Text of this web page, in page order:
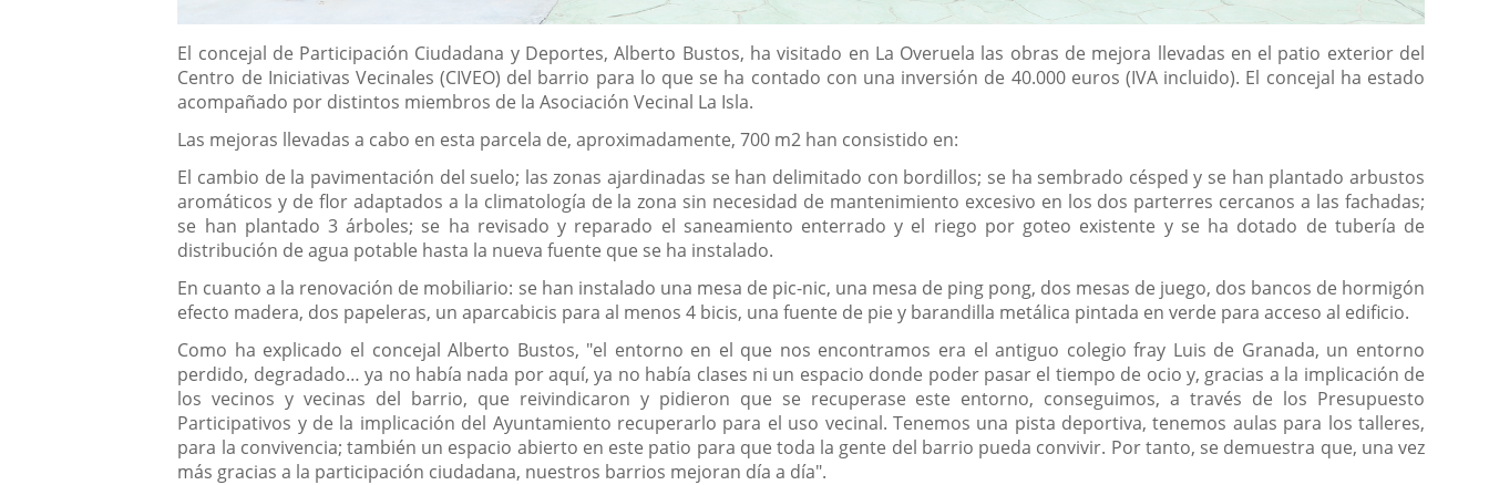
Descripción
El concejal de Participación Ciudadana y Deportes, Alberto Bustos, ha visitado en La Overuela las obras de mejora llevadas en el patio exterior del
Centro de Iniciativas Vecinales (CIVEO) del barrio para lo que se ha contado con una inversión de 40.000 euros (IVA incluido). El concejal ha estado
acompañado por distintos miembros de la Asociación Vecinal La Isla.
Las mejoras llevadas a cabo en esta parcela de, aproximadamente, 700 m2 han consistido en:
El cambio de la pavimentación del suelo; las zonas ajardinadas se han delimitado con bordillos; se ha sembrado césped y se han plantado arbustos
aromáticos y de flor adaptados a la climatología de la zona sin necesidad de mantenimiento excesivo en los dos parterres cercanos a las fachadas;
se han plantado 3 árboles; se ha revisado y reparado el saneamiento enterrado y el riego por goteo existente y se ha dotado de tubería de
distribución de agua potable hasta la nueva fuente que se ha instalado.
En cuanto a la renovación de mobiliario: se han instalado una mesa de pic-nic, una mesa de ping pong, dos mesas de juego, dos bancos de hormigón
efecto madera, dos papeleras, un aparcabicis para al menos 4 bicis, una fuente de pie y barandilla metálica pintada en verde para acceso al edificio.
Como ha explicado el concejal Alberto Bustos, "el entorno en el que nos encontramos era el antiguo colegio fray Luis de Granada, un entorno
perdido, degradado… ya no había nada por aquí, ya no había clases ni un espacio donde poder pasar el tiempo de ocio y, gracias a la implicación de
los vecinos y vecinas del barrio, que reivindicaron y pidieron que se recuperase este entorno, conseguimos, a través de los Presupuesto
Participativos y de la implicación del Ayuntamiento recuperarlo para el uso vecinal. Tenemos una pista deportiva, tenemos aulas para los talleres,
para la convivencia; también un espacio abierto en este patio para que toda la gente del barrio pueda convivir. Por tanto, se demuestra que, una vez
más gracias a la participación ciudadana, nuestros barrios mejoran día a día".